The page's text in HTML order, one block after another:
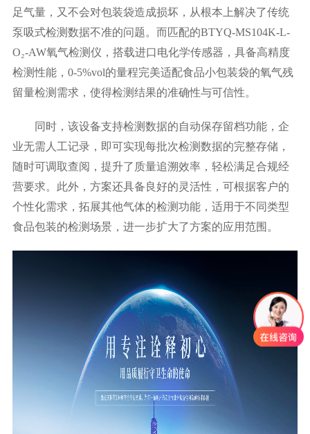
足气量，又不会对包装袋造成损坏，从根本上解决了传统
泵吸式检测数据不准的问题。而匹配的BTYQ-MS104K-L-
O₂-AW氧气检测仪，搭载进口电化学传感器，具备高精度
检测性能，0-5%vol的量程完美适配食品小包装袋的氧气残
留量检测需求，使得检测结果的准确性与可信性。
同时，该设备支持检测数据的自动保存留档功能，企
业无需人工记录，即可实现每批次检测数据的完整存储，
随时可调取查阅，提升了质量追溯效率，轻松满足合规经
营要求。此外，方案还具备良好的灵活性，可根据客户的
个性化需求，拓展其他气体的检测功能，适用于不同类型
食品包装的检测场景，进一步扩大了方案的应用范围。